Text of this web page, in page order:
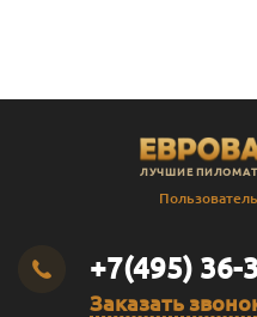
ЛУЧШИЕ
+7(495) 36-
Заказать